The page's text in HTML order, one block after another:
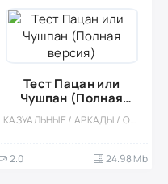
Тест Пацан или
Чушпан (Полная
версия)
КАЗУАЛЬНЫЕ / АРКАДЫ / ОДНОПОЛЬЗОВАТЕЛЬСКИЕ / ВСТРОЕННЫЙ КЕШ / МАЛЕНЬКАЯ
2.0 24.98 Mb